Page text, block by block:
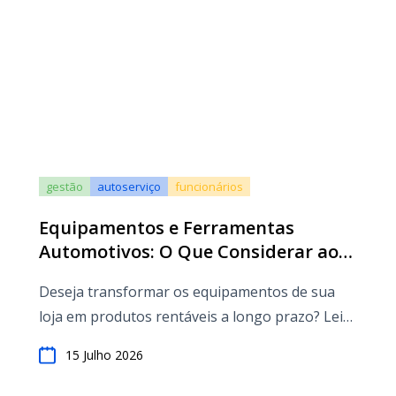
gestão autoserviço funcionários
Equipamentos e Ferramentas
Automotivos: O Que Considerar ao
Deseja transformar os equipamentos de sua
loja em produtos rentáveis a longo prazo? Leia
orçamento inicial
15 Julho 2026